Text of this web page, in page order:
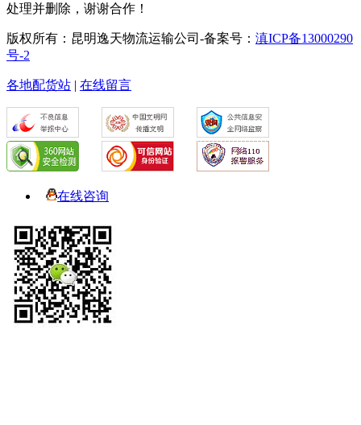
处理并删除，谢谢合作！
版权所有：昆明逸天物流运输公司-备案号： 滇ICP备13000290
号-2
各地配货站 | 在线留言
在线咨询